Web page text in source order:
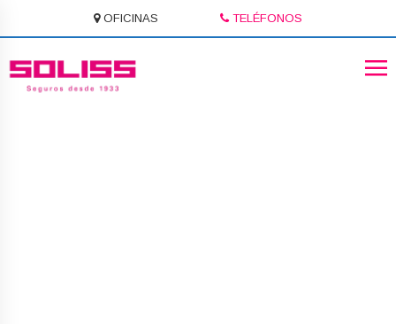
OFICINAS TELÉFONOS